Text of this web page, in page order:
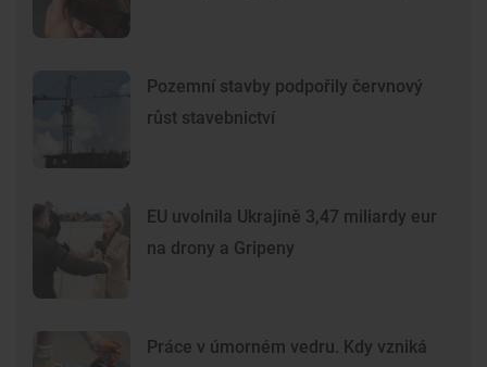
Pozemní stavby podpořily červnový
růst stavebnictví
EU uvolnila Ukrajině 3,47 miliardy eur
na drony a Gripeny
Práce v úmorném vedru. Kdy vzniká